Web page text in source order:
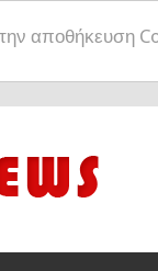
αποθήκευση